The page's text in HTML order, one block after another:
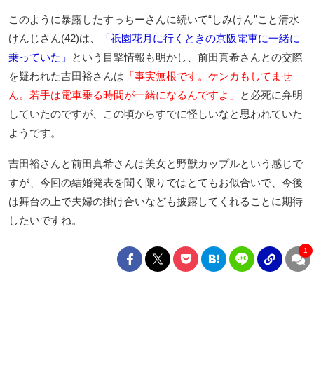
このように暴露したすっちーさんに続いて“しみけん”こと清水
けんじさん(42)は、
「祇園花月に行くときの京阪電車に一緒に
乗っていた」
という目撃情報も明かし、前田真希さんとの交際
を疑われた吉田裕さんは 「事実無根です。ケンカもしてませ
ん。若手は電車乗る時間が一緒になるんですよ」
と必死に弁明
していたのですが、この頃からすでに怪しいなと思われていた
ようです。
吉田裕さんと前田真希さんは美女と野獣カップルという感じで
すが、今回の結婚発表を聞く限りではとてもお似合いで、今後
は舞台の上で夫婦の掛け合いなども披露してくれることに期待
したいですね。
1